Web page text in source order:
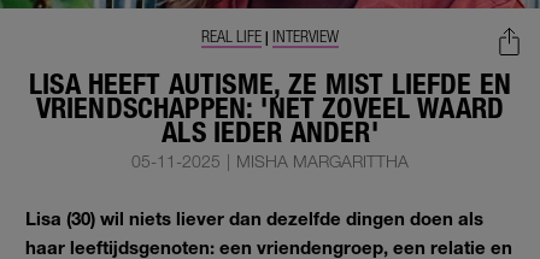
LISA HEEFT AUTISME, ZE MIST LIEFDE EN
VRIENDSCHAPPEN: 'NET ZOVEEL WAARD
ALS IEDER ANDER'
REAL LIFE | INTERVIEW
05-11-2025 | MISHA MARGARITTHA
Lisa (30) wil niets liever dan dezelfde dingen doen als
haar leeftijdsgenoten: een vriendengroep, een relatie en